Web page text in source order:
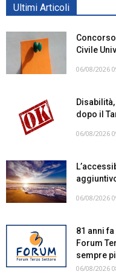
Ultimi Articoli
Civile
06/08/2026
dopo il
06/08/2026
06/08/2026
81 anni
Forum
sempre
06/08/2026